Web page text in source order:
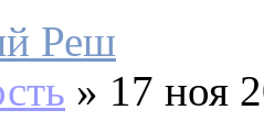
Реш
» 17 ноя